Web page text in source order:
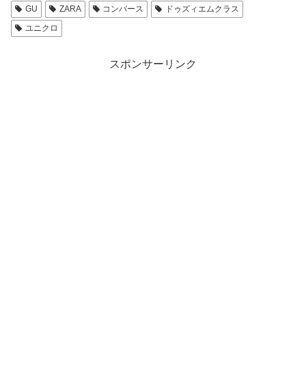
GU ZARA コンバース
ドゥズィエムクラス
ユニクロ
スポンサーリンク